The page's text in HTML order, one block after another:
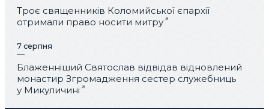
Троє священників Коломийської єпархії
отримали право носити митру
7 серпня
Блаженніший Святослав відвідав відновлений
монастир Згромадження сестер служебниць
у Микуличині